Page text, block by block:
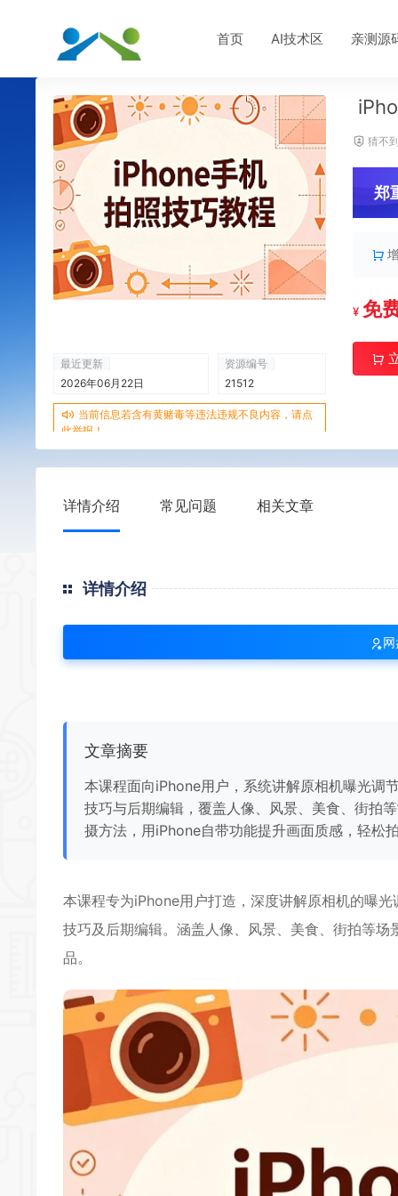
首页 AI技术区 亲测源
最近更新
2026年06月22日
资源编号
21512
当前信息若含有黄赌毒等违法违规不良内容，请点
此举报！
猜不
郑
¥ 免
详情介绍 常见问题 相关文章
详情介绍
文章摘要
本课程面向iPhone用户，系统讲解原相机曝光调
技巧与后期编辑，覆盖人像、风景、美食、街拍
摄方法，用iPhone自带功能提升画面质感，轻松
本课程专为iPhone用户打造，深度讲解原相机的曝光
技巧及后期编辑。涵盖人像、风景、美食、街拍等
品。